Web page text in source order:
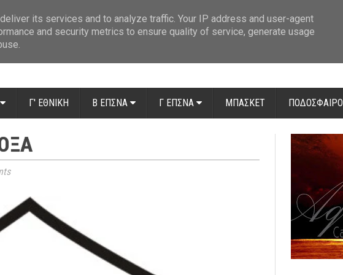
Γ' ΕΘΝΙΚΗ Β ΕΠΣΝΑ Γ ΕΠΣΝΑ ΜΠΑΣΚΕΤ ΠΟΔΟΣΦΑΙΡΟ
its services and to analyze traffic. Your IP address and user-agent
and security metrics to ensure quality of service, generate usage